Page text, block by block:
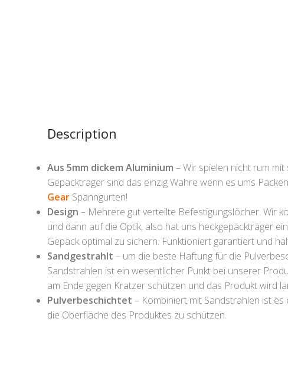
Description
Aus 5mm dickem Aluminium – Wir spielen nicht rum
Gepäckträger sind das einzig Wahre wenn es ums
Gear Spanngurten!
Design – Mehrere gut verteilte Befestigungslöcher. Wir
und dann auf die Optik, also hat uns heckgepäckträger
Gepäck optimal zu sichern. Funktioniert garantiert und
Sandgestrahlt – um die beste Haftung für die
Sandstrahlen ist ein wesentlicher Punkt bei unserer
am Ende gegen Kratzer schützen und das Produkt wird
Pulverbeschichtet – Kombiniert mit Sandstrahlen ist
die Oberfläche des Produktes zu schützen.